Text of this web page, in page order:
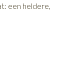
een heldere,